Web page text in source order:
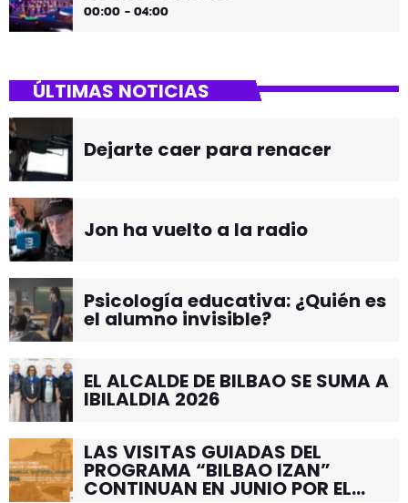
00:00 - 04:00
ÚLTIMAS NOTICIAS
Dejarte caer para renacer
Jon ha vuelto a la radio
Psicología educativa: ¿Quién es
el alumno invisible?
EL ALCALDE DE BILBAO SE SUMA A
IBILALDIA 2026
LAS VISITAS GUIADAS DEL
PROGRAMA “BILBAO IZAN”
CONTINUAN EN JUNIO POR EL